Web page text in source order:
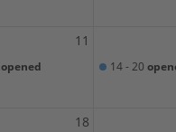
11
opened 14 - 20
18